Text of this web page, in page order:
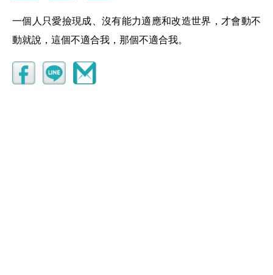
一個人只愛撿現成、沒有能力適應和改造世界，才會動不
動就說，這個不適合我，那個不適合我。